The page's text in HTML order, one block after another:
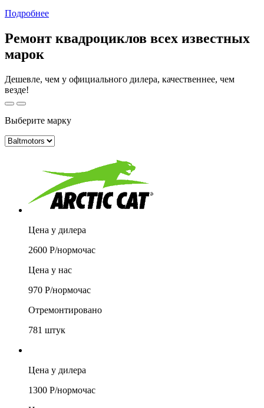
Подробнее
Ремонт квадроциклов всех известных
марок
Дешевле, чем у официального дилера, качественнее, чем
везде!
Выберите марку
Цена у дилера
2600 Р/нормочас
Цена у нас
970 Р/нормочас
Отремонтировано
781 штук
Цена у дилера
1300 Р/нормочас